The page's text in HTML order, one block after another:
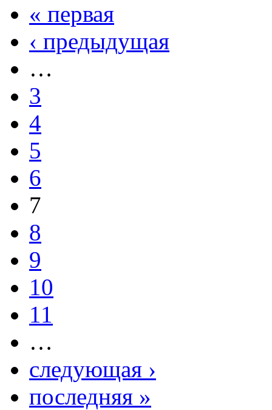
« первая
‹ предыдущая
…
3
4
5
6
7
8
9
10
11
…
следующая ›
последняя »